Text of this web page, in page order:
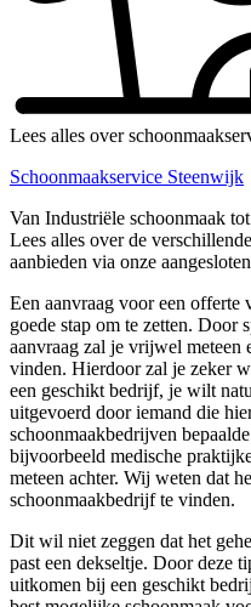
Lees alles over
Schoonmaakservice Steenwijk
Van Industriële schoonmaak
Lees alles over de
aanbieden via onze
Een aanvraag voor een offerte
goede stap om te zetten. Door
aanvraag zal je vrijwel meteen
vinden. Hierdoor zal je zeker
een geschikt bedrijf, je wilt
uitgevoerd door iemand die
schoonmaakbedrijven
bijvoorbeeld medische
meteen achter. Wij weten dat
schoonmaakbedrijf te vinden.
Dit wil niet zeggen dat het
past een dekseltje. Door deze
uitkomen bij een geschikt